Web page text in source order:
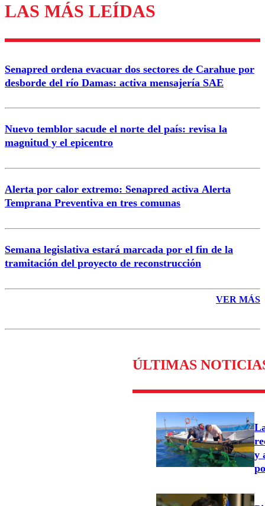
Los comentarios son moderados para garantizar un
diálogo respetuoso.
Correo
LAS MÁS LEÍDAS
Senapred ordena evacuar dos sectores de Carahue por
desborde del río Damas: activa mensajería SAE
Nuevo temblor sacude el norte del país: revisa la
magnitud y el epicentro
Alerta por calor extremo: Senapred activa Alerta
Temprana Preventiva en tres comunas
Semana legislativa estará marcada por el fin de la
tramitación del proyecto de reconstrucción
VER MÁS
ÚLTIMAS
y